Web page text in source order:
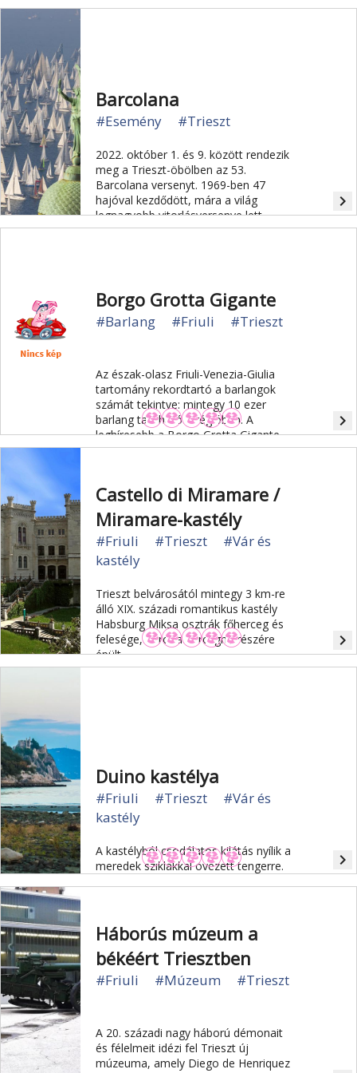
Barcolana
#Esemény #Trieszt
2022. október 1. és 9. között rendezik
meg a Trieszt-öbölben az 53.
Barcolana versenyt. 1969-ben 47
hajóval kezdődött, mára a világ
legnagyobb vitorlásversenye lett,
jóval több mint 2500 hajóval.
navigate_next
Borgo Grotta Gigante
#Barlang #Friuli #Trieszt
Az észak-olasz Friuli-Venezia-Giulia
tartomány rekordtartó a barlangok
számát tekintve: mintegy 10 ezer
barlang található a régióban. A
leghíresebb a Borgo Grotta Gigante
hatalmas Giant Grotto terme.
navigate_next
Castello di Miramare /
Miramare-kastély
#Friuli #Trieszt
#Vár és
kastély
Trieszt belvárosától mintegy 3 km-re
álló XIX. századi romantikus kastély
Habsburg Miksa osztrák főherceg és
felesége, Sarolta hercegnő részére
épült.
navigate_next
Duino kastélya
#Friuli #Trieszt
#Vár és
kastély
A kastélyból csodálatos kilátás nyílik a
meredek sziklákkal övezett tengerre.
navigate_next
Háborús múzeum a
békéért Triesztben
#Friuli #Múzeum #Trieszt
A 20. századi nagy háború démonait
és félelmeit idézi fel Trieszt új
múzeuma, amely Diego de Henriquez